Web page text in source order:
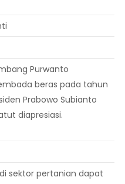
Purwanto
beras pada tahun
Prabowo Subianto
diapresiasi.
sektor pertanian dapat